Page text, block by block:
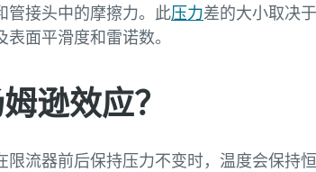
管接头中的摩擦力。此压力差的大小取决于
面平滑度和雷诺数。
逊效应？
限流器前后保持压力不变时，温度会保持